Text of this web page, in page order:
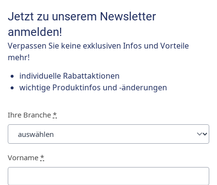
Jetzt zu unserem Newsletter
anmelden!
Verpassen Sie keine exklusiven Infos und Vorteile
mehr!
individuelle Rabattaktionen
wichtige Produktinfos und -änderungen
Ihre Branche *
Vorname *